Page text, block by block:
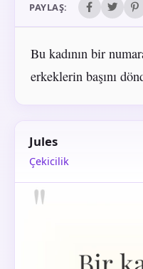
PAYLAŞ:
Bu kadının bir
erkeklerin başını
Jules
Çekicilik